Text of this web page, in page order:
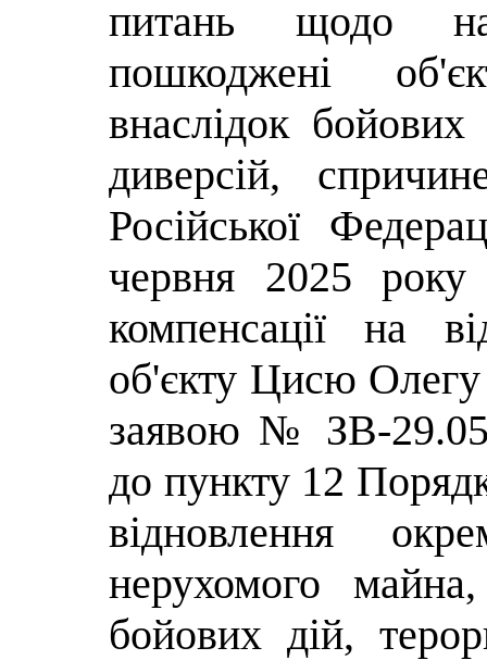
питань щодо
пошкоджені
внаслідок бойових
диверсій,
Російської
червня 2025
компенсації на
об'єкту Цисю Олегу
заявою № ЗВ-
до пункту 12
відновлення
нерухомого
бойових дій,